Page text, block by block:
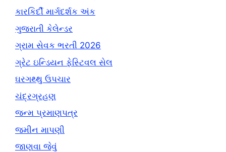
કારકિર્દી માર્ગદર્શક અંક
ગુજરાતી કેલેન્ડર
ગ્રામ સેવક ભરતી 2026
ગ્રેટ ઇન્ડિયન ફેસ્ટિવલ સેલ
ઘરગથ્થુ ઉપચાર
ચંદ્રગ્રહણ
જન્મ પ્રમાણપત્ર
જમીન માપણી
જાણવા જેવું